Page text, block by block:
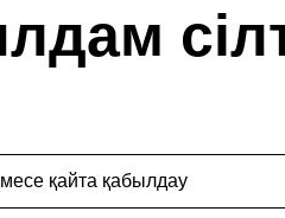
қайта қабылдау